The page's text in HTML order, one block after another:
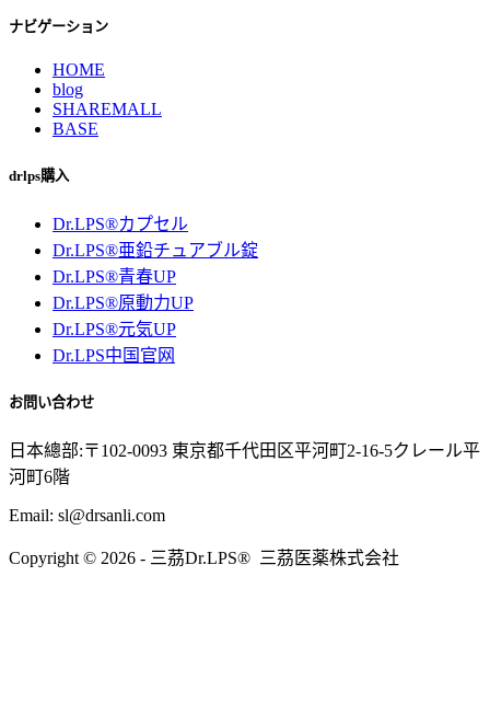
ナビゲーション
HOME
blog
SHAREMALL
BASE
drlps購入
Dr.LPS®カプセル
Dr.LPS®亜鉛チュアブル錠
Dr.LPS®青春UP
Dr.LPS®原動力UP
Dr.LPS®元気UP
Dr.LPS中国官网
お問い合わせ
日本總部:〒102-0093 東京都千代田区平河町2-16-5クレール平
河町6階
Email: sl@drsanli.com
Copyright © 2026 - 三茘Dr.LPS® 三茘医薬株式会社